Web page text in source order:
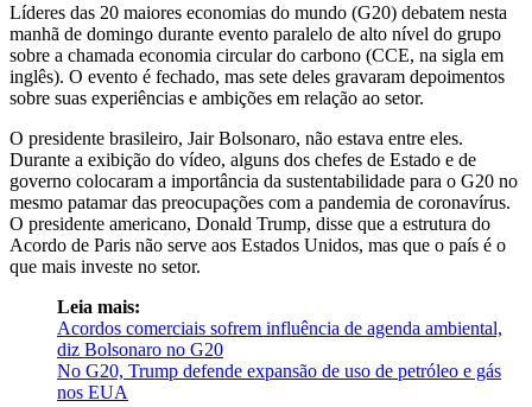
Líderes das 20 maiores economias do mundo (G20) debatem nesta
manhã de domingo durante evento paralelo de alto nível do grupo
sobre a chamada economia circular do carbono (CCE, na sigla em
inglês). O evento é fechado, mas sete deles gravaram depoimentos
sobre suas experiências e ambições em relação ao setor.
O presidente brasileiro, Jair Bolsonaro, não estava entre eles.
Durante a exibição do vídeo, alguns dos chefes de Estado e de
governo colocaram a importância da sustentabilidade para o G20 no
mesmo patamar das preocupações com a pandemia de coronavírus.
O presidente americano, Donald Trump, disse que a estrutura do
Acordo de Paris não serve aos Estados Unidos, mas que o país é o
que mais investe no setor.
Leia mais:
Acordos comerciais sofrem influência de agenda ambiental,
diz Bolsonaro no G20
No G20, Trump defende expansão de uso de petróleo e gás
nos EUA